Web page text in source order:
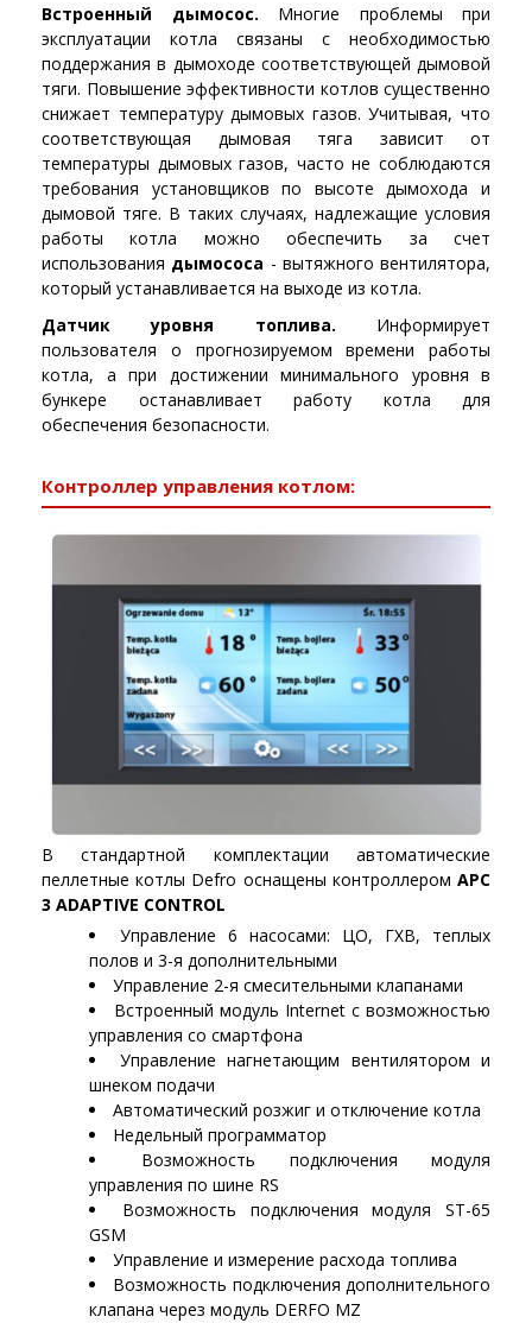
Встроенный дымосос. Многие проблемы при
эксплуатации котла связаны с необходимостью
поддержания в дымоходе соответствующей дымовой
тяги. Повышение эффективности котлов существенно
снижает температуру дымовых газов. Учитывая, что
соответствующая дымовая тяга зависит от
температуры дымовых газов, часто не соблюдаются
требования установщиков по высоте дымохода и
дымовой тяге. В таких случаях, надлежащие условия
работы котла можно обеспечить за счет
использования дымососа - вытяжного вентилятора,
который устанавливается на выходе из котла.
Датчик уровня топлива. Информирует
пользователя о прогнозируемом времени работы
котла, а при достижении минимального уровня в
бункере останавливает работу котла для
обеспечения безопасности.
Контроллер управления котлом:
В стандартной комплектации автоматические
пеллетные котлы Defro оснащены контроллером APC
3 ADAPTIVE CONTROL
Управление 6 насосами: ЦО, ГХВ, теплых
полов и 3-я дополнительными
Управление 2-я смесительными клапанами
Встроенный модуль Internet с возможностью
управления со смартфона
Управление нагнетающим вентилятором и
шнеком подачи
Автоматический розжиг и отключение котла
Недельный программатор
Возможность подключения модуля
управления по шине RS
Возможность подключения модуля ST-65
GSM
Управление и измерение расхода топлива
Возможность подключения дополнительного
клапана через модуль DERFO MZ